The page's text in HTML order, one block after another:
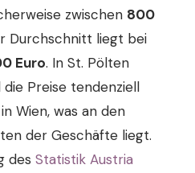
zwischen 800
Durchschnitt liegt bei
Euro. In St. Pölten
Preise tendenziell
Wien, was an den
der Geschäfte liegt.
des Statistik Austria